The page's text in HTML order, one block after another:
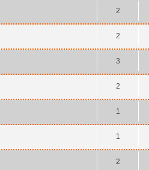
2
2
3
2
1
1
2